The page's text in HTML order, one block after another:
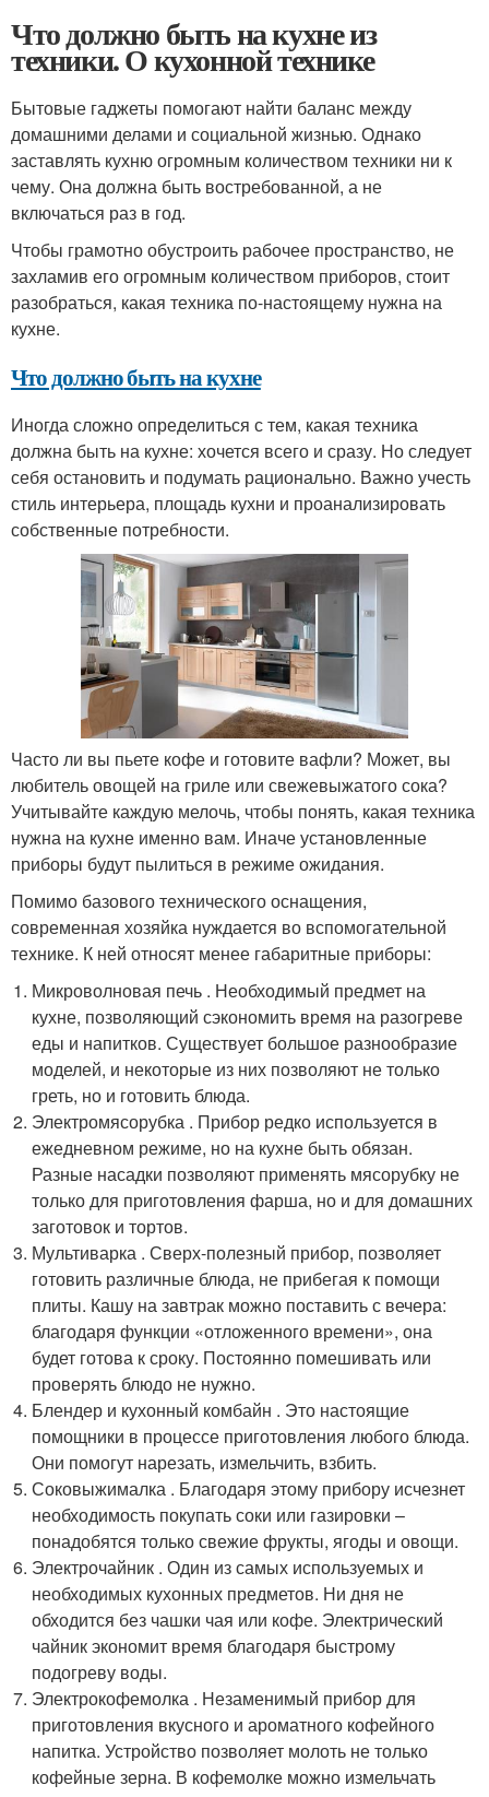
Что должно быть на кухне из
техники. О кухонной технике
Бытовые гаджеты помогают найти баланс между
домашними делами и социальной жизнью. Однако
заставлять кухню огромным количеством техники ни к
чему. Она должна быть востребованной, а не
включаться раз в год.
Чтобы грамотно обустроить рабочее пространство, не
захламив его огромным количеством приборов, стоит
разобраться, какая техника по-настоящему нужна на
кухне.
Что должно быть на кухне
Иногда сложно определиться с тем, какая техника
должна быть на кухне: хочется всего и сразу. Но следует
себя остановить и подумать рационально. Важно учесть
стиль интерьера, площадь кухни и проанализировать
собственные потребности.
Часто ли вы пьете кофе и готовите вафли? Может, вы
любитель овощей на гриле или свежевыжатого сока?
Учитывайте каждую мелочь, чтобы понять, какая техника
нужна на кухне именно вам. Иначе установленные
приборы будут пылиться в режиме ожидания.
Помимо базового технического оснащения,
современная хозяйка нуждается во вспомогательной
технике. К ней относят менее габаритные приборы:
Микроволновая печь . Необходимый предмет на
кухне, позволяющий сэкономить время на разогреве
еды и напитков. Существует большое разнообразие
моделей, и некоторые из них позволяют не только
греть, но и готовить блюда.
Электромясорубка . Прибор редко используется в
ежедневном режиме, но на кухне быть обязан.
Разные насадки позволяют применять мясорубку не
только для приготовления фарша, но и для домашних
заготовок и тортов.
Мультиварка . Сверх-полезный прибор, позволяет
готовить различные блюда, не прибегая к помощи
плиты. Кашу на завтрак можно поставить с вечера:
благодаря функции «отложенного времени», она
будет готова к сроку. Постоянно помешивать или
проверять блюдо не нужно.
Блендер и кухонный комбайн . Это настоящие
помощники в процессе приготовления любого блюда.
Они помогут нарезать, измельчить, взбить.
Соковыжималка . Благодаря этому прибору исчезнет
необходимость покупать соки или газировки –
понадобятся только свежие фрукты, ягоды и овощи.
Электрочайник . Один из самых используемых и
необходимых кухонных предметов. Ни дня не
обходится без чашки чая или кофе. Электрический
чайник экономит время благодаря быстрому
подогреву воды.
Электрокофемолка . Незаменимый прибор для
приготовления вкусного и ароматного кофейного
напитка. Устройство позволяет молоть не только
кофейные зерна. В кофемолке можно измельчать